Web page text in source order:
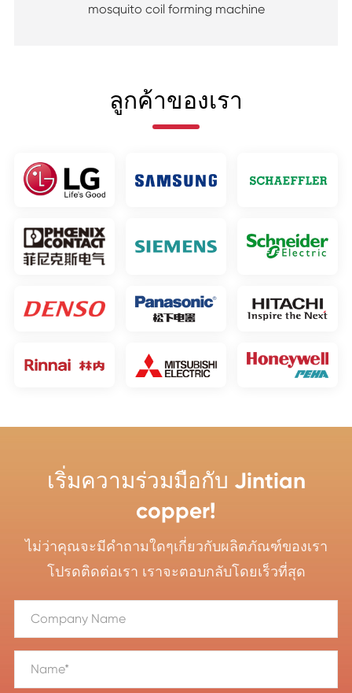
mosquito coil forming machine
ลูกค้าของเรา
เริ่มความร่วมมือกับ Jintian
copper!
ไม่ว่าคุณจะมีคำถามใดๆเกี่ยวกับผลิตภัณฑ์ของเรา
โปรดติดต่อเรา เราจะตอบกลับโดยเร็วที่สุด